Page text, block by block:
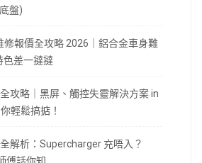
盤)
修報價全攻略 2026｜鋁合金車身難
色差一撻撻
攻略｜黑屏、觸控失靈解決方案 in
輕鬆搞掂！
解析：Supercharger 充唔入？